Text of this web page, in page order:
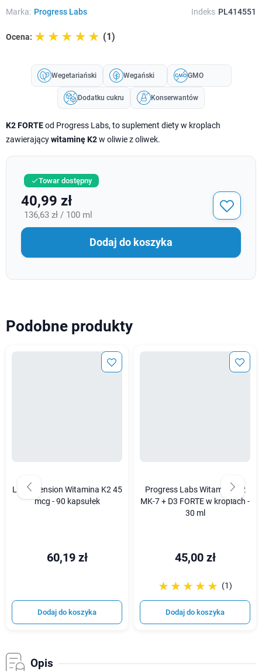
Marka: Progress Labs Indeks PL414551
Ocena: ☆☆☆☆☆
★★★★★ (1)
Wegetariański Wegański GMO
Dodatku cukru Konserwantów
K2 FORTEod Progress Labs, to suplement diety w kroplach
zawierającywitaminę K2w oliwie z oliwek.
Towar dostępny
40,99 zł
136,63 zł / 100 ml
Dodaj do koszyka
Podobne produkty
Life Extension Witamina K2 45
mcg - 90 kapsułek
60,19 zł
Dodaj do koszyka
Progress Labs Witamina K2
MK-7 + D3 FORTE w kroplach -
30 ml
45,00 zł
☆☆☆☆☆
★★★★★ (1)
Dodaj do koszyka
Opis